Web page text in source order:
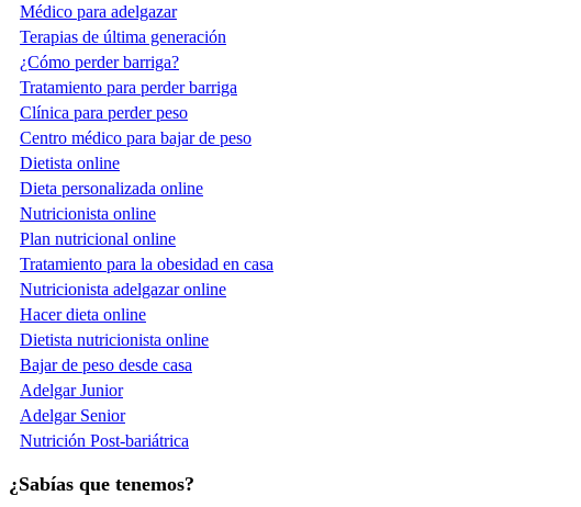
Médico para adelgazar
Terapias de última generación
¿Cómo perder barriga?
Tratamiento para perder barriga
Clínica para perder peso
Centro médico para bajar de peso
Dietista online
Dieta personalizada online
Nutricionista online
Plan nutricional online
Tratamiento para la obesidad en casa
Nutricionista adelgazar online
Hacer dieta online
Dietista nutricionista online
Bajar de peso desde casa
Adelgar Junior
Adelgar Senior
Nutrición Post-bariátrica
¿Sabías que tenemos?